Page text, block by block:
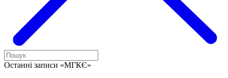
Останні записи «МГКЄ»